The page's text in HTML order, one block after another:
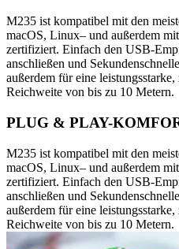
M235 ist kompatibel mit den
macOS, Linux– und außerdem
zertifiziert. Einfach den USB-
anschließen und
außerdem für eine
Reichweite von bis zu 10 Metern.
PLUG & PLAY-
M235 ist kompatibel mit den
macOS, Linux– und außerdem
zertifiziert. Einfach den USB-
anschließen und
außerdem für eine
Reichweite von bis zu 10 Metern.